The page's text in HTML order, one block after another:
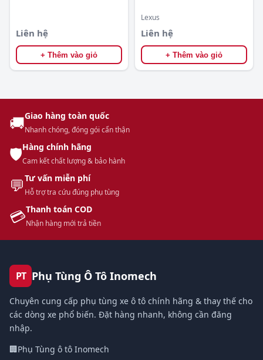
Liên hệ
+ Thêm vào giỏ
Lexus
Liên hệ
+ Thêm vào giỏ
🚚Giao hàng toàn quốc
Nhanh chóng, đóng gói cẩn thận
🛡️Hàng chính hãng
Cam kết chất lượng & bảo hành
💬Tư vấn miễn phí
Hỗ trợ tra cứu đúng phụ tùng
💳Thanh toán COD
Nhận hàng mới trả tiền
PT Phụ Tùng Ô Tô Inomech
Chuyên cung cấp phụ tùng xe ô tô chính hãng & thay thế cho
các dòng xe phổ biến. Đặt hàng nhanh, không cần đăng
nhập.
🏢Phụ Tùng ô tô Inomech